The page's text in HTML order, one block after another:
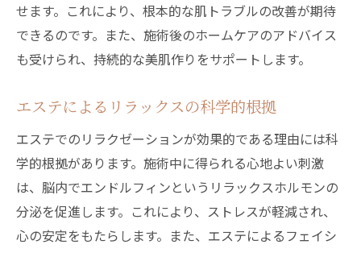
せます。これにより、根本的な肌トラブルの改善が期待
できるのです。また、施術後のホームケアのアドバイス
も受けられ、持続的な美肌作りをサポートします。
エステによるリラックスの科学的根拠
エステでのリラクゼーションが効果的である理由には科
学的根拠があります。施術中に得られる心地よい刺激
は、脳内でエンドルフィンというリラックスホルモンの
分泌を促進します。これにより、ストレスが軽減され、
心の安定をもたらします。また、エステによるフェイシ